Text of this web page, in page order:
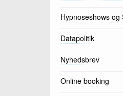
Hypnoseshows og
Datapolitik
Nyhedsbrev
Online booking